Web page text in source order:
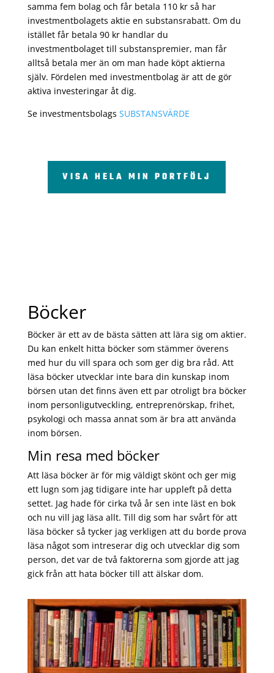
samma fem bolag och får betala 110 kr så har
investmentbolagets aktie en substansrabatt. Om du
istället får betala 90 kr handlar du
investmentbolaget till substanspremier, man får
alltså betala mer än om man hade köpt aktierna
själv. Fördelen med investmentbolag är att de gör
aktiva investeringar åt dig.
Se investmentsbolags SUBSTANSVÄRDE
VISA HELA MIN PORTFÖLJ
Böcker
Böcker är ett av de bästa sätten att lära sig om aktier.
Du kan enkelt hitta böcker som stämmer överens
med hur du vill spara och som ger dig bra råd. Att
läsa böcker utvecklar inte bara din kunskap inom
börsen utan det finns även ett par otroligt bra böcker
inom personligutveckling, entreprenörskap, frihet,
psykologi och massa annat som är bra att använda
inom börsen.
Min resa med böcker
Att läsa böcker är för mig väldigt skönt och ger mig
ett lugn som jag tidigare inte har uppleft på detta
settet. Jag hade för cirka två år sen inte läst en bok
och nu vill jag läsa allt. Till dig som har svårt för att
läsa böcker så tycker jag verkligen att du borde prova
läsa något som intreserar dig och utvecklar dig som
person, det var de två faktorerna som gjorde att jag
gick från att hata böcker till att älskar dom.